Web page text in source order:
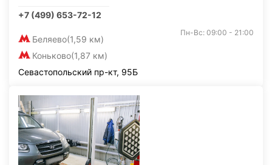
+7 (499) 653-72-12
Беляево(1,59 км)
Коньково(1,87 км)
Пн-Вс: 09:00 - 21:00
Севастопольский пр-кт, 95Б